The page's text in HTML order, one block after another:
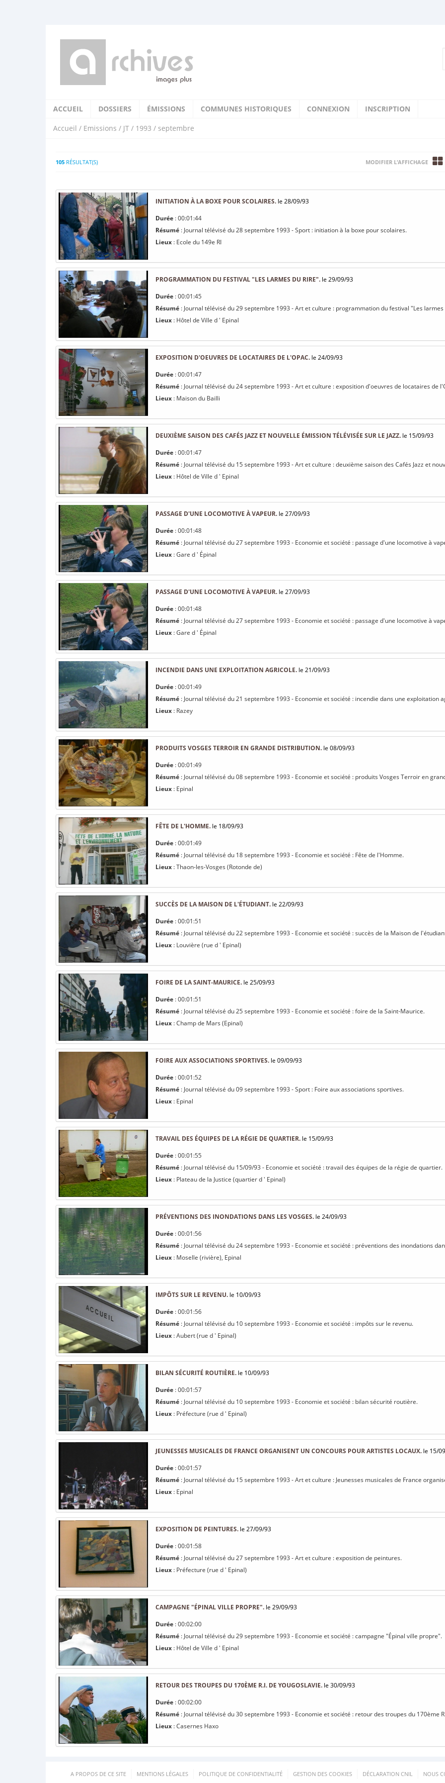
ACCUEIL DOSSIERS ÉMISSIONS COMMUNES HISTORIQUES CONNEXION INSCRIPTION
Accueil / Emissions / JT / 1993 / septembre
105 RÉSULTAT(S) MODIFIER L’AFFICHAGE
INITIATION À LA BOXE POUR SCOLAIRES. le 28/09/93
Durée : 00:01:44
Résumé : Journal télévisé du 28 septembre 1993 - Sport : initiation à la boxe pour scolaires.
Lieux : Ecole du 149e RI
PROGRAMMATION DU FESTIVAL "LES LARMES DU RIRE". le 29/09/93
Durée : 00:01:45
Résumé : Journal télévisé du 29 septembre 1993 - Art et culture : programmation du festival "Les
Lieux : Hôtel de Ville d ' Epinal
EXPOSITION D'OEUVRES DE LOCATAIRES DE L'OPAC. le 24/09/93
Durée : 00:01:47
Résumé : Journal télévisé du 24 septembre 1993 - Art et culture : exposition d'oeuvres de locataires de
Lieux : Maison du Bailli
DEUXIÈME SAISON DES CAFÉS JAZZ ET NOUVELLE ÉMISSION TÉLÉVISÉE SUR LE JAZZ. le 15/09/93
Durée : 00:01:47
Résumé : Journal télévisé du 15 septembre 1993 - Art et culture : deuxième saison des Cafés Jazz et
Lieux : Hôtel de Ville d ' Epinal
PASSAGE D'UNE LOCOMOTIVE À VAPEUR. le 27/09/93
Durée : 00:01:48
Résumé : Journal télévisé du 27 septembre 1993 - Economie et société : passage d'une locomotive à
Lieux : Gare d ' Épinal
PASSAGE D'UNE LOCOMOTIVE À VAPEUR. le 27/09/93
Durée : 00:01:48
Résumé : Journal télévisé du 27 septembre 1993 - Economie et société : passage d'une locomotive à
Lieux : Gare d ' Épinal
INCENDIE DANS UNE EXPLOITATION AGRICOLE. le 21/09/93
Durée : 00:01:49
Résumé : Journal télévisé du 21 septembre 1993 - Economie et société : incendie dans une exploitation
Lieux : Razey
PRODUITS VOSGES TERROIR EN GRANDE DISTRIBUTION. le 08/09/93
Durée : 00:01:49
Résumé : Journal télévisé du 08 septembre 1993 - Economie et société : produits Vosges Terroir en
Lieux : Epinal
FÊTE DE L'HOMME. le 18/09/93
Durée : 00:01:49
Résumé : Journal télévisé du 18 septembre 1993 - Economie et société : Fête de l'Homme.
Lieux : Thaon-les-Vosges (Rotonde de)
SUCCÈS DE LA MAISON DE L'ÉTUDIANT. le 22/09/93
Durée : 00:01:51
Résumé : Journal télévisé du 22 septembre 1993 - Economie et société : succès de la Maison de
Lieux : Louvière (rue d ' Epinal)
FOIRE DE LA SAINT-MAURICE. le 25/09/93
Durée : 00:01:51
Résumé : Journal télévisé du 25 septembre 1993 - Economie et société : foire de la Saint-Maurice.
Lieux : Champ de Mars (Epinal)
FOIRE AUX ASSOCIATIONS SPORTIVES. le 09/09/93
Durée : 00:01:52
Résumé : Journal télévisé du 09 septembre 1993 - Sport : Foire aux associations sportives.
Lieux : Epinal
TRAVAIL DES ÉQUIPES DE LA RÉGIE DE QUARTIER. le 15/09/93
Durée : 00:01:55
Résumé : Journal télévisé du 15/09/93 - Economie et société : travail des équipes de la régie de quartier.
Lieux : Plateau de la Justice (quartier d ' Epinal)
PRÉVENTIONS DES INONDATIONS DANS LES VOSGES. le 24/09/93
Durée : 00:01:56
Résumé : Journal télévisé du 24 septembre 1993 - Economie et société : préventions des inondations
Lieux : Moselle (rivière), Epinal
IMPÔTS SUR LE REVENU. le 10/09/93
Durée : 00:01:56
Résumé : Journal télévisé du 10 septembre 1993 - Economie et société : impôts sur le revenu.
Lieux : Aubert (rue d ' Epinal)
BILAN SÉCURITÉ ROUTIÈRE. le 10/09/93
Durée : 00:01:57
Résumé : Journal télévisé du 10 septembre 1993 - Economie et société : bilan sécurité routière.
Lieux : Préfecture (rue d ' Epinal)
JEUNESSES MUSICALES DE FRANCE ORGANISENT UN CONCOURS POUR ARTISTES LOCAUX. le 15/
Durée : 00:01:57
Résumé : Journal télévisé du 15 septembre 1993 - Art et culture : Jeunesses musicales de France
Lieux : Epinal
EXPOSITION DE PEINTURES. le 27/09/93
Durée : 00:01:58
Résumé : Journal télévisé du 27 septembre 1993 - Art et culture : exposition de peintures.
Lieux : Préfecture (rue d ' Epinal)
CAMPAGNE "ÉPINAL VILLE PROPRE". le 29/09/93
Durée : 00:02:00
Résumé : Journal télévisé du 29 septembre 1993 - Economie et société : campagne "Épinal ville propre".
Lieux : Hôtel de Ville d ' Epinal
RETOUR DES TROUPES DU 170ÈME R.I. DE YOUGOSLAVIE. le 30/09/93
Durée : 00:02:00
Résumé : Journal télévisé du 30 septembre 1993 - Economie et société : retour des troupes du 170ème
Lieux : Casernes Haxo
A PROPOS DE CE SITE MENTIONS LÉGALES POLITIQUE DE CONFIDENTIALITÉ GESTION DES COOKIES DÉCLARATION CNIL NOUS